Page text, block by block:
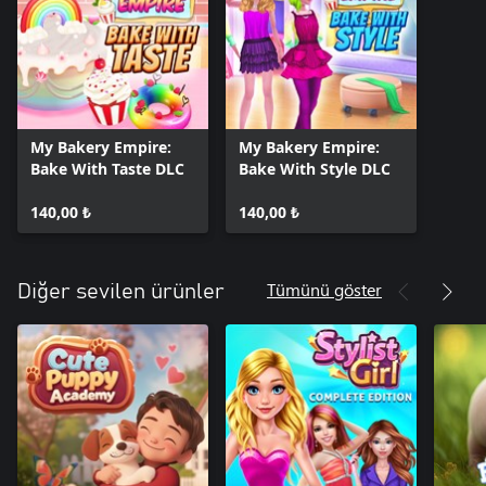
My Bakery Empire:
Bake With Taste DLC
140,00 ₺
My Bakery Empire:
Bake With Style DLC
140,00 ₺
Diğer sevilen ürünler Tümünü göster